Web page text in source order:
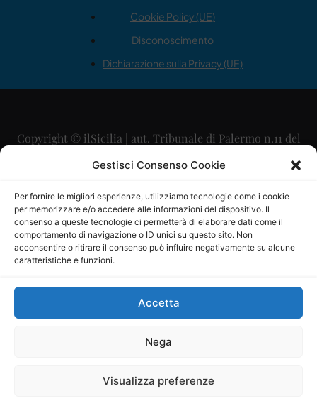
Gestisci Consenso Cookie
Per fornire le migliori esperienze, utilizziamo tecnologie come i cookie
per memorizzare e/o accedere alle informazioni del dispositivo. Il
consenso a queste tecnologie ci permetterà di elaborare dati come il
comportamento di navigazione o ID unici su questo sito. Non
acconsentire o ritirare il consenso può influire negativamente su alcune
caratteristiche e funzioni.
Accetta
Nega
Visualizza preferenze
Cookie Policy (UE)
Disconoscimento
Dichiarazione sulla Privacy (UE)
Copyright © ilSicilia | aut. Tribunale di Palermo n.11 del
29/09/2015
Direttore Editoriale: Maurizio Scaglione
Direttore Responsabile: Maria Calabrese
P.IVA: 06334930820
Mercurio Comunicazione Società Cooperativa a r.l. è
iscritta al Registro degli Operatori di Comunicazione al
Sito gestito daLa Digitale srl–info@ladigitale.it